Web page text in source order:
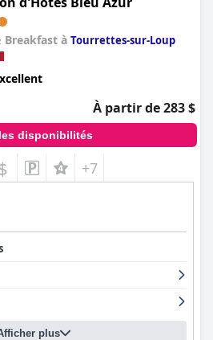
Breakfast à Tourrettes-sur-Loup
À partir de 283 $
disponibilités
+7
plus